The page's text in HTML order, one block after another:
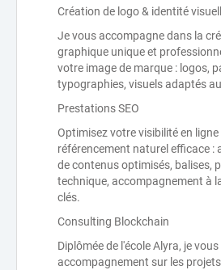
Création de logo & identité
Je vous accompagne dans la
graphique unique et
votre image de marque : logos,
typographies, visuels adaptés
Prestations SEO
Optimisez votre visibilité en ligne
référencement naturel efficace :
de contenus optimisés, balises,
technique, accompagnement à
clés.
Consulting Blockchain
Diplômée de l'école Alyra, je
accompagnement sur les